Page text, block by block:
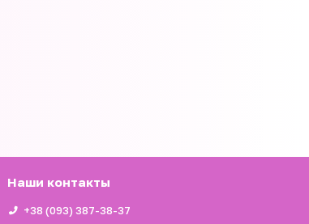
Наши контакты
+38 (093) 387-38-37